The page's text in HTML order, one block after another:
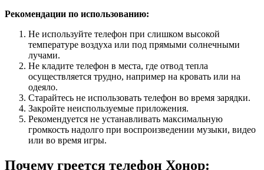
Рекомендации по использованию:
Не используйте телефон при слишком высокой
температуре воздуха или под прямыми солнечными
лучами.
Не кладите телефон в места, где отвод тепла
осуществляется трудно, например на кровать или на
одеяло.
Старайтесь не использовать телефон во время зарядки.
Закройте неиспользуемые приложения.
Рекомендуется не устанавливать максимальную
громкость надолго при воспроизведении музыки, видео
или во время игры.
Почему греется телефон Хонор: